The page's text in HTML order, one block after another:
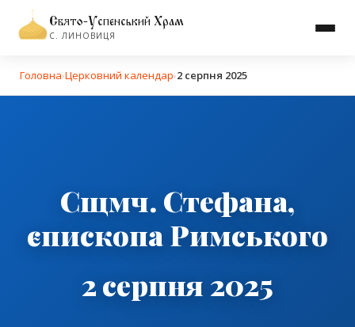
Свято-Успенський Храм
С. ЛИНОВИЦЯ
Головна›Церковний календар›2 серпня 2025
Сщмч. Стефана,
єпископа Римського
2 серпня 2025